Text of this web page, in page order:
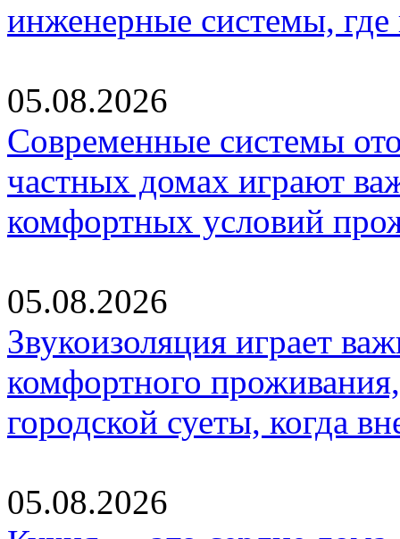
инженерные системы,
05.08.2026
Современные системы
частных домах играют
комфортных условий
05.08.2026
Звукоизоляция играет
комфортного
городской суеты, когда
05.08.2026